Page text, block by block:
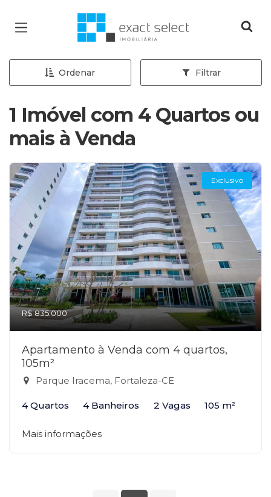
Página inicial
Ordenar Filtrar
1 Imóvel com 4 Quartos ou
mais à Venda
Exclusivo
R$ 835.000
Apartamento à Venda com 4 quartos,
105m²
Parque Iracema, Fortaleza-CE
4 Quartos 4 Banheiros 2 Vagas 105 m²
Mais informações